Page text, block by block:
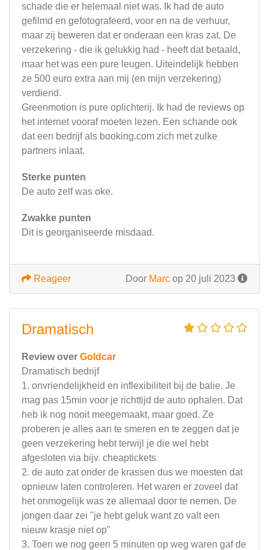
schade die er helemaal niet was. Ik had de auto
gefilmd en gefotografeerd, voor en na de verhuur,
maar zij beweren dat er onderaan een kras zat. De
verzekering - die ik gelukkig had - heeft dat betaald,
maar het was een pure leugen. Uiteindelijk hebben
ze 500 euro extra aan mij (en mijn verzekering)
verdiend.
Greenmotion is pure oplichterij. Ik had de reviews op
het internet vooraf moeten lezen. Een schande ook
dat een bedrijf als booking.com zich met zulke
partners inlaat.
Sterke punten
De auto zelf was oke.
Zwakke punten
Dit is georganiseerde misdaad.
Door Marc op 20 juli 2023
Reageer
Dramatisch
Review over Goldcar
Dramatisch bedrijf
1. onvriendelijkheid en inflexibiliteit bij de balie. Je
mag pas 15min voor je richttijd de auto ophalen. Dat
heb ik nog nooit meegemaakt, maar goed. Ze
proberen je alles aan te smeren en te zeggen dat je
geen verzekering hebt terwijl je die wel hebt
afgesloten via bijv. cheaptickets
2. de auto zat onder de krassen dus we moesten dat
opnieuw laten controleren. Het waren er zoveel dat
het onmogelijk was ze allemaal door te nemen. De
jongen daar zei "je hebt geluk want zo valt een
nieuw krasje niet op"
3. Toen we nog geen 5 minuten op weg waren gaf de